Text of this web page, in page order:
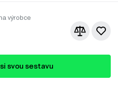
výrobce
svou sestavu